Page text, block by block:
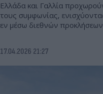
Ελλάδα και Γαλλία
τους συμφωνίας,
εν μέσω διεθνών
17.04.2026 21:27